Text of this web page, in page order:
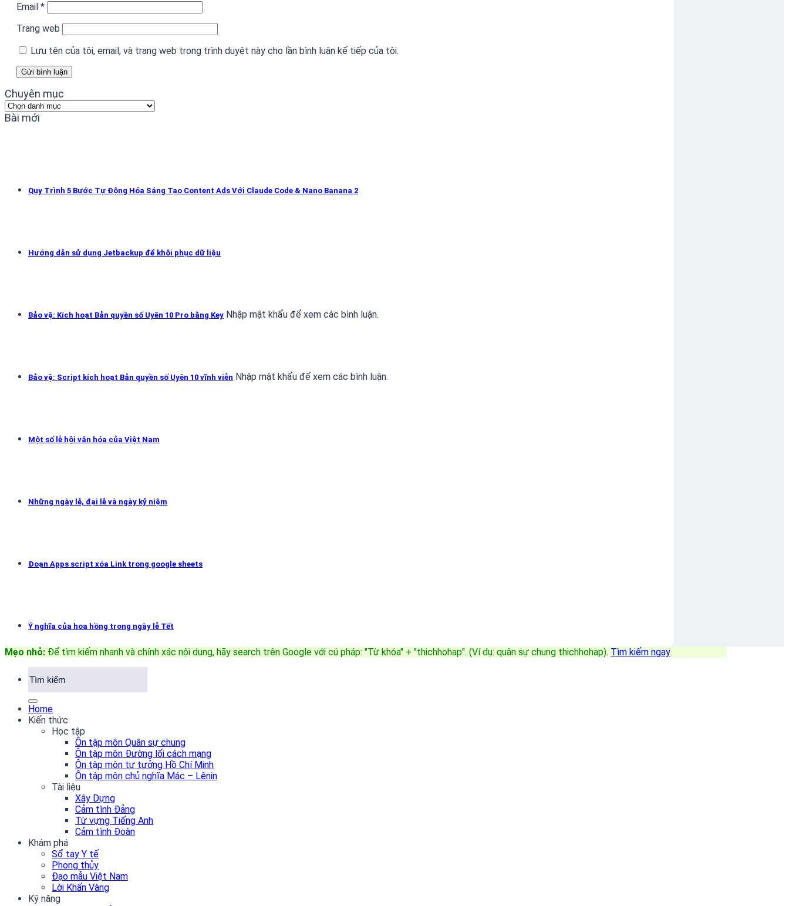
Email *
Trang web
Lưu tên của tôi, email, và trang web trong trình duyệt này cho lần bình luận kế tiếp của tôi.
Chuyên mục
Chuyên
mục
Bài mới
Quy Trình 5 Bước Tự Động Hóa Sáng Tạo Content Ads Với Claude Code & Nano Banana 2
Hướng dẫn sử dụng Jetbackup để khôi phục dữ liệu
Bảo vệ: Kích hoạt Bản quyền số Uyên 10 Pro bằng Key Nhập mật khẩu để xem các bình luận.
Bảo vệ: Script kích hoạt Bản quyền số Uyên 10 vĩnh viễn Nhập mật khẩu để xem các bình luận.
Một số lễ hội văn hóa của Việt Nam
Những ngày lễ, đại lễ và ngày kỷ niệm
Đoạn Apps script xóa Link trong google sheets
Ý nghĩa của hoa hồng trong ngày lễ Tết
Mẹo nhỏ: Để tìm kiếm nhanh và chính xác nội dung, hãy search trên Google với cú pháp: "Từ khóa" + "thichhohap". (Ví dụ: quân sự chung thichhohap). Tìm kiếm ngay
Home
Kiến thức
Học tập
Ôn tập môn Quân sự chung
Ôn tập môn Đường lối cách mạng
Ôn tập môn tư tưởng Hồ Chí Minh
Ôn tập môn chủ nghĩa Mác – Lênin
Tài liệu
Xây Dựng
Cảm tình Đảng
Từ vựng Tiếng Anh
Cảm tình Đoàn
Khám phá
Sổ tay Y tế
Phong thủy
Đạo mẫu Việt Nam
Lời Khấn Vàng
Kỹ năng